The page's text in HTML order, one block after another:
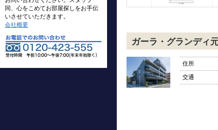
同、心をこめてお部屋探しをお手伝
いさせていただきます。
会社概要
ガーラ・グランディ
住所
交通